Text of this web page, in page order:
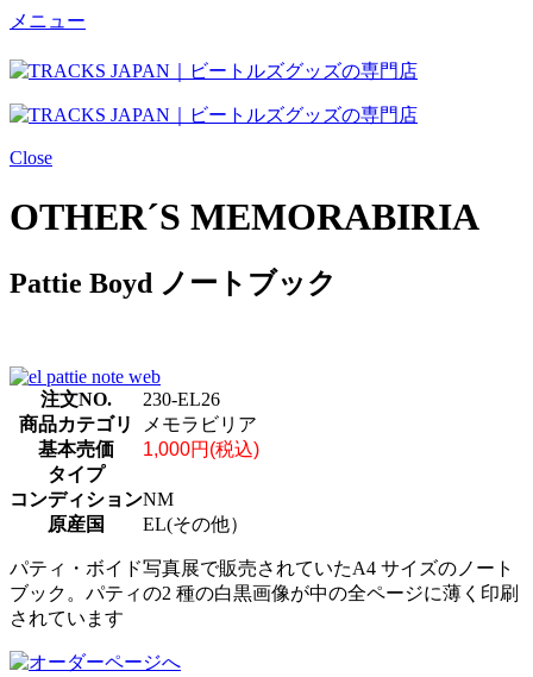
メニュー
Close
OTHER´S MEMORABIRIA
Pattie Boyd ノートブック
注文NO.
230-EL26
商品カテゴリ
メモラビリア
基本売価
1,000円(税込)
タイプ
コンディションNM
原産国
EL(その他）
パティ・ボイド写真展で販売されていたA4 サイズのノート
ブック。パティの2 種の白黒画像が中の全ページに薄く印刷
されています